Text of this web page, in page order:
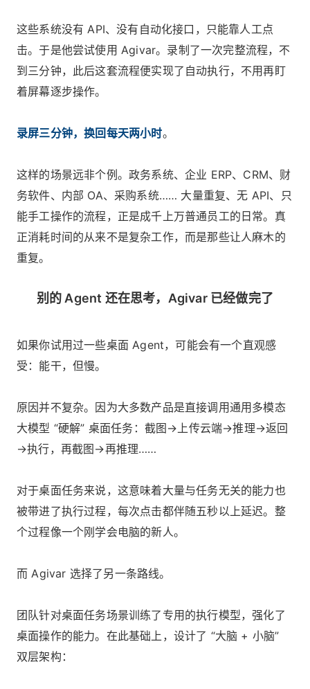
这些系统没有 API、没有自动化接口，只能靠人工点
击。于是他尝试使用 Agivar。录制了一次完整流程，不
到三分钟，此后这套流程便实现了自动执行，不用再盯
着屏幕逐步操作。
录屏三分钟，换回每天两小时。
这样的场景远非个例。政务系统、企业 ERP、CRM、财
务软件、内部 OA、采购系统…… 大量重复、无 API、只
能手工操作的流程，正是成千上万普通员工的日常。真
正消耗时间的从来不是复杂工作，而是那些让人麻木的
重复。
别的 Agent 还在思考，Agivar 已经做完了
如果你试用过一些桌面 Agent，可能会有一个直观感
受：能干，但慢。
原因并不复杂。因为大多数产品是直接调用通用多模态
大模型 “硬解” 桌面任务：截图→上传云端→推理→返回
→执行，再截图→再推理……
对于桌面任务来说，这意味着大量与任务无关的能力也
被带进了执行过程，每次点击都伴随五秒以上延迟。整
个过程像一个刚学会电脑的新人。
而 Agivar 选择了另一条路线。
团队针对桌面任务场景训练了专用的执行模型，强化了
桌面操作的能力。在此基础上，设计了 “大脑 + 小脑”
双层架构：